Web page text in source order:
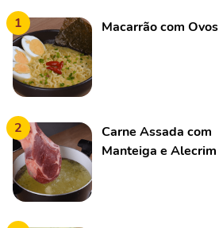
1 Macarrão com Ovos
2
Carne Assada com
Manteiga e Alecrim